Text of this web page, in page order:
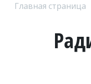
Главная страница